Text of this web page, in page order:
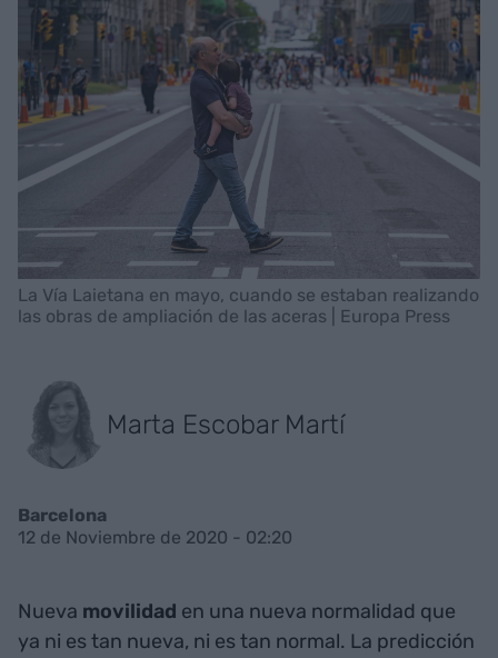
La Vía Laietana en mayo, cuando se estaban realizando
las obras de ampliación de las aceras | Europa Press
Marta Escobar Martí
Barcelona
12 de Noviembre de 2020 - 02:20
Nueva movilidad en una nueva normalidad que
ya ni es tan nueva, ni es tan normal. La predicción